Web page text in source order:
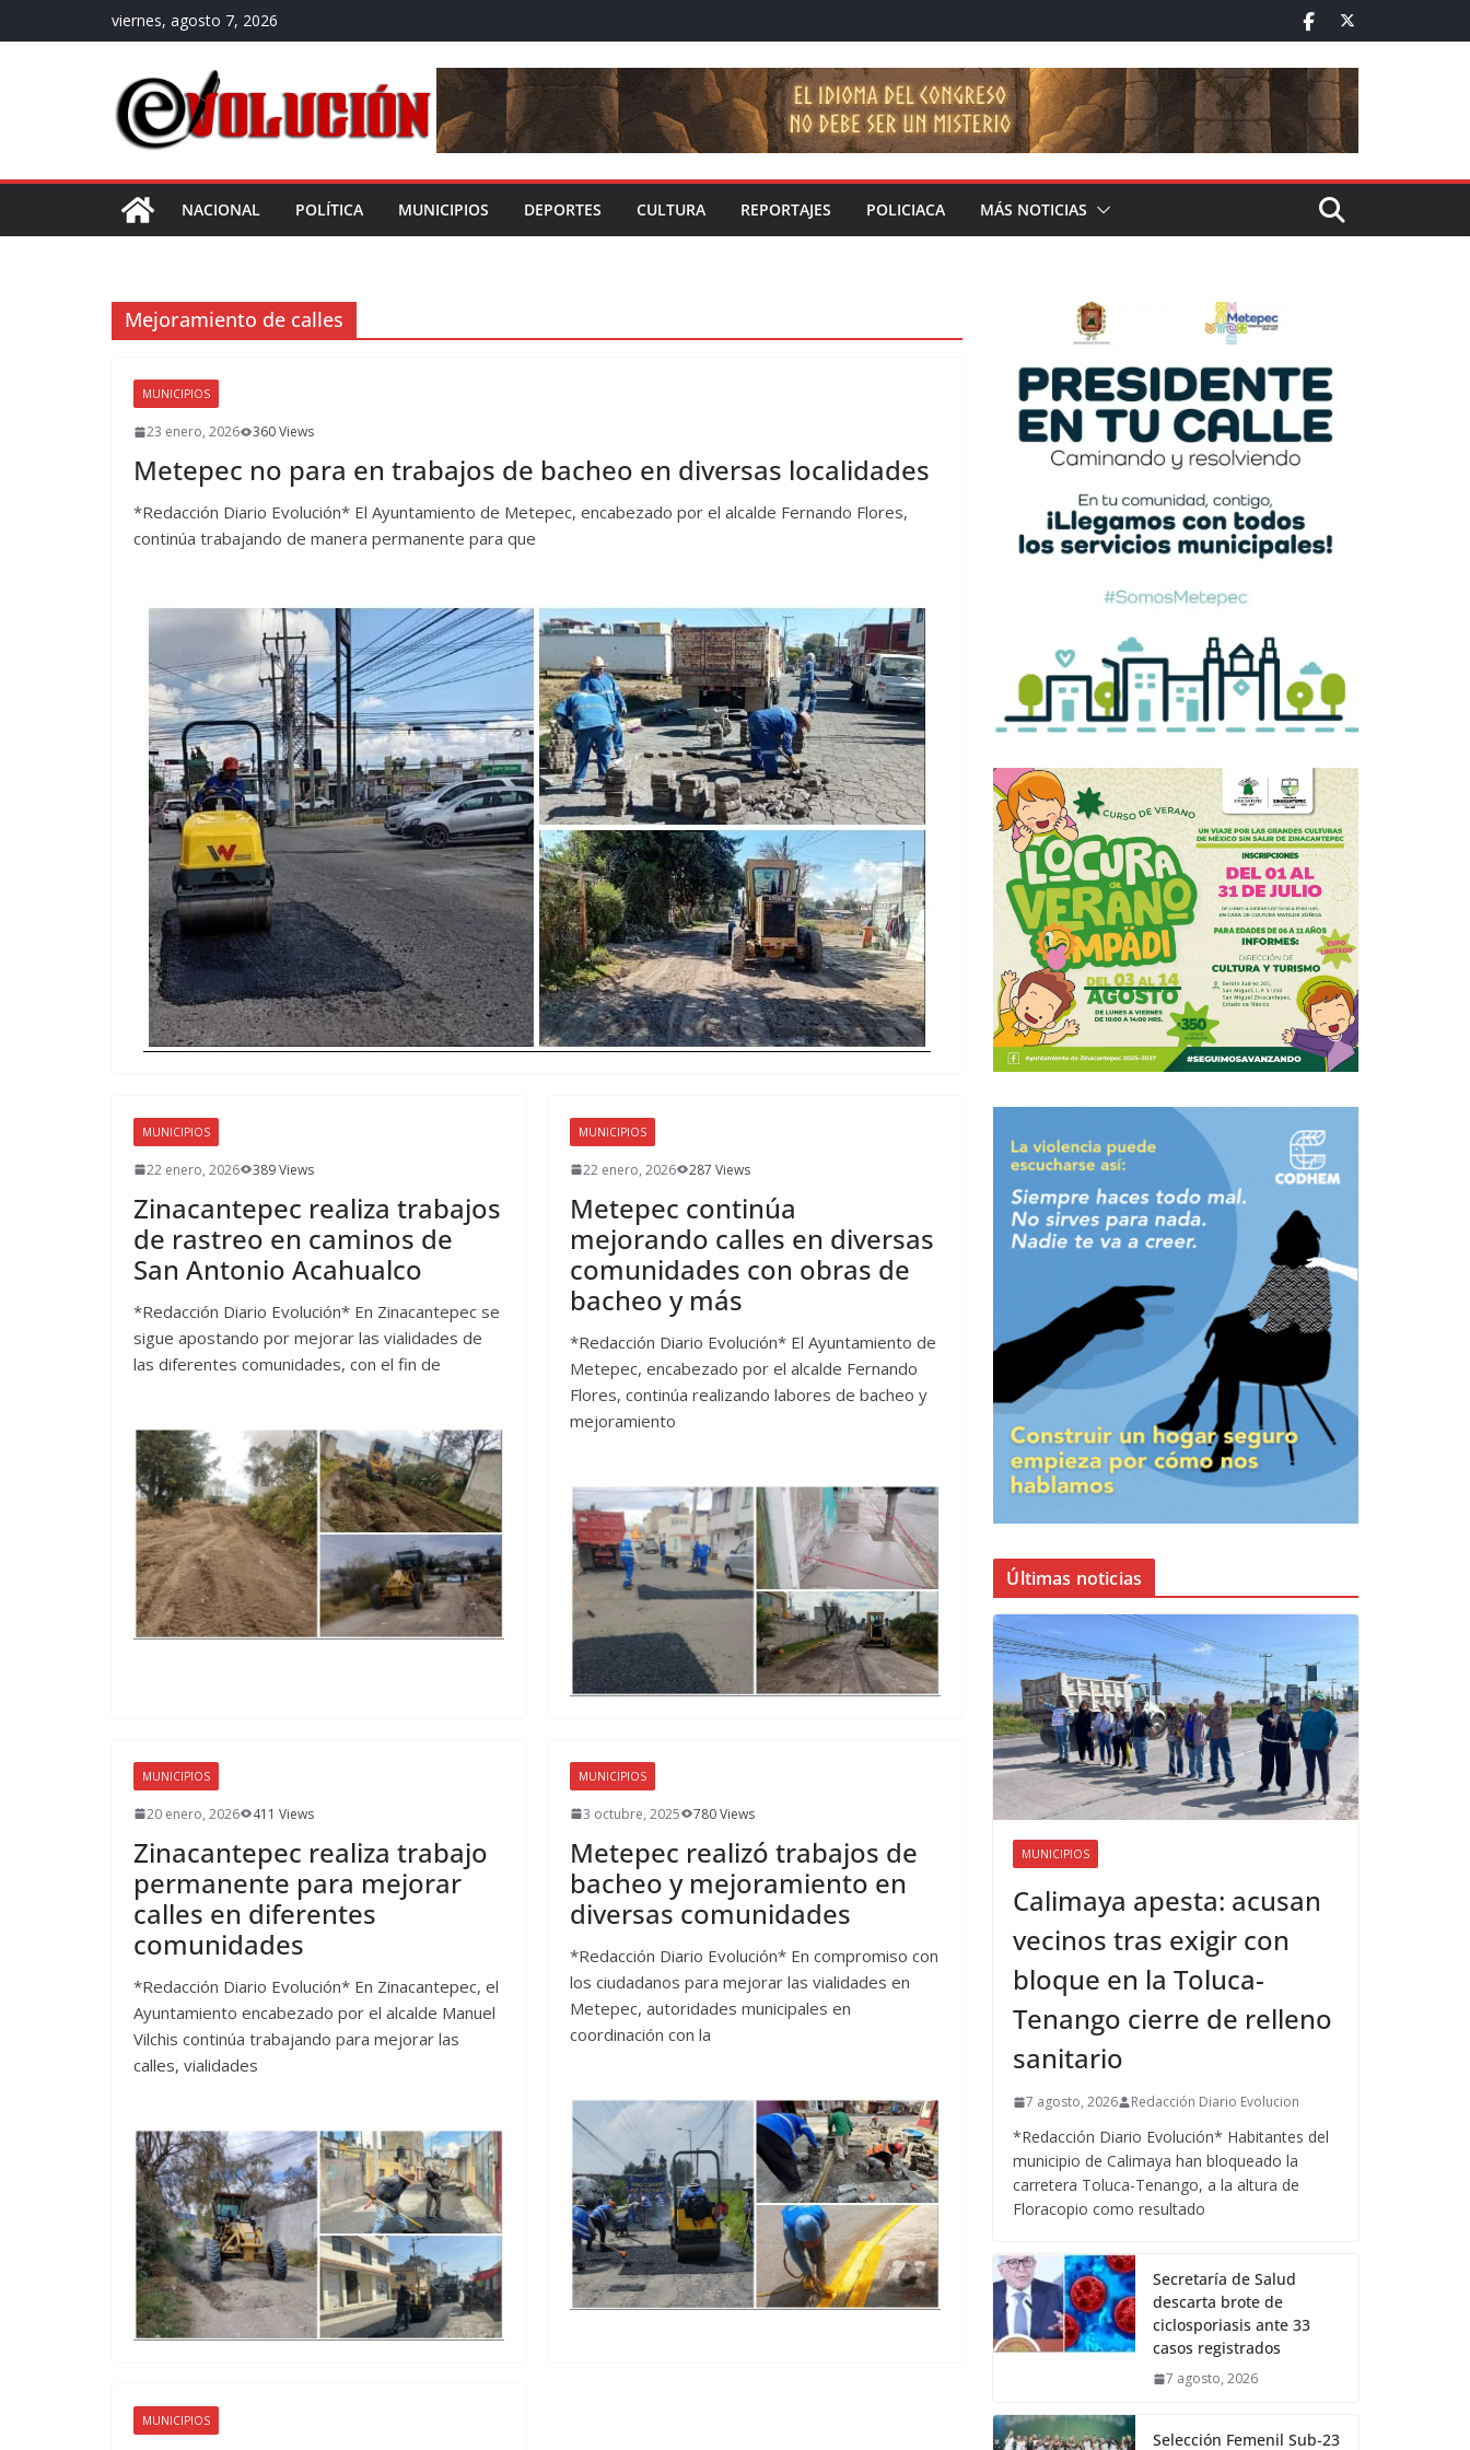
al
viernes, agosto 7, 2026
NACIONAL POLÍTICA MUNICIPIOS DEPORTES CULTURA REPORTAJES POLICIACA MÁS NOTICIAS
Mejoramiento de calles
MUNICIPIOS
23 enero, 2026 360 Views
Metepec no para en trabajos de bacheo en diversas localidades
*Redacción Diario Evolución* El Ayuntamiento de Metepec, encabezado por el alcalde Fernando Flores,
continúa trabajando de manera permanente para que
MUNICIPIOS
22 enero, 2026 389 Views
Zinacantepec realiza trabajos
de rastreo en caminos de
San Antonio Acahualco
*Redacción Diario Evolución* En Zinacantepec se
sigue apostando por mejorar las vialidades de
las diferentes comunidades, con el fin de
MUNICIPIOS
22 enero, 2026 287 Views
Metepec continúa
mejorando calles en diversas
comunidades con obras de
bacheo y más
*Redacción Diario Evolución* El Ayuntamiento de
Metepec, encabezado por el alcalde Fernando
Flores, continúa realizando labores de bacheo y
mejoramiento
MUNICIPIOS
20 enero, 2026 411 Views
Zinacantepec realiza trabajo
permanente para mejorar
calles en diferentes
comunidades
*Redacción Diario Evolución* En Zinacantepec, el
Ayuntamiento encabezado por el alcalde Manuel
Vilchis continúa trabajando para mejorar las
calles, vialidades
MUNICIPIOS
3 octubre, 2025 780 Views
Metepec realizó trabajos de
bacheo y mejoramiento en
diversas comunidades
*Redacción Diario Evolución* En compromiso con
los ciudadanos para mejorar las vialidades en
Metepec, autoridades municipales en
coordinación con la
MUNICIPIOS
Últimas noticias
MUNICIPIOS
Calimaya apesta: acusan
vecinos tras exigir con
bloque en la Toluca-
Tenango cierre de relleno
sanitario
7 agosto, 2026 Redacción Diario Evolucion
*Redacción Diario Evolución* Habitantes del
municipio de Calimaya han bloqueado la
carretera Toluca-Tenango, a la altura de
Floracopio como resultado
Secretaría de Salud
descarta brote de
ciclosporiasis ante 33
casos registrados
7 agosto, 2026
Selección Femenil Sub-23